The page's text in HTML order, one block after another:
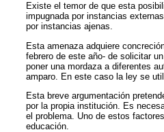
Existe el temor de que esta
impugnada por instancias
por instancias ajenas.
Esta amenaza adquiere
febrero de este año- de solicitar
poner una mordaza a diferentes
amparo. En este caso la ley se
Esta breve argumentación
por la propia institución. Es
el problema. Uno de estos
educación.